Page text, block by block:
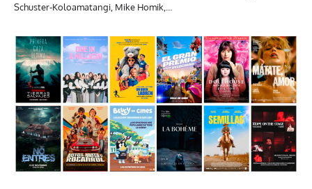
Schuster-Koloamatangi, Mike Homik,…